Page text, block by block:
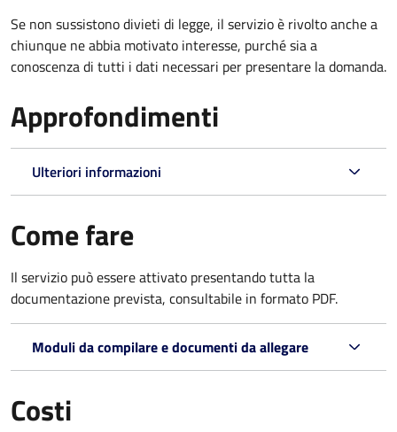
Se non sussistono divieti di legge, il servizio è rivolto anche a
chiunque ne abbia motivato interesse, purché sia a
conoscenza di tutti i dati necessari per presentare la domanda.
Approfondimenti
Ulteriori informazioni
Come fare
Il servizio può essere attivato presentando tutta la
documentazione prevista, consultabile in formato PDF.
Moduli da compilare e documenti da allegare
Costi